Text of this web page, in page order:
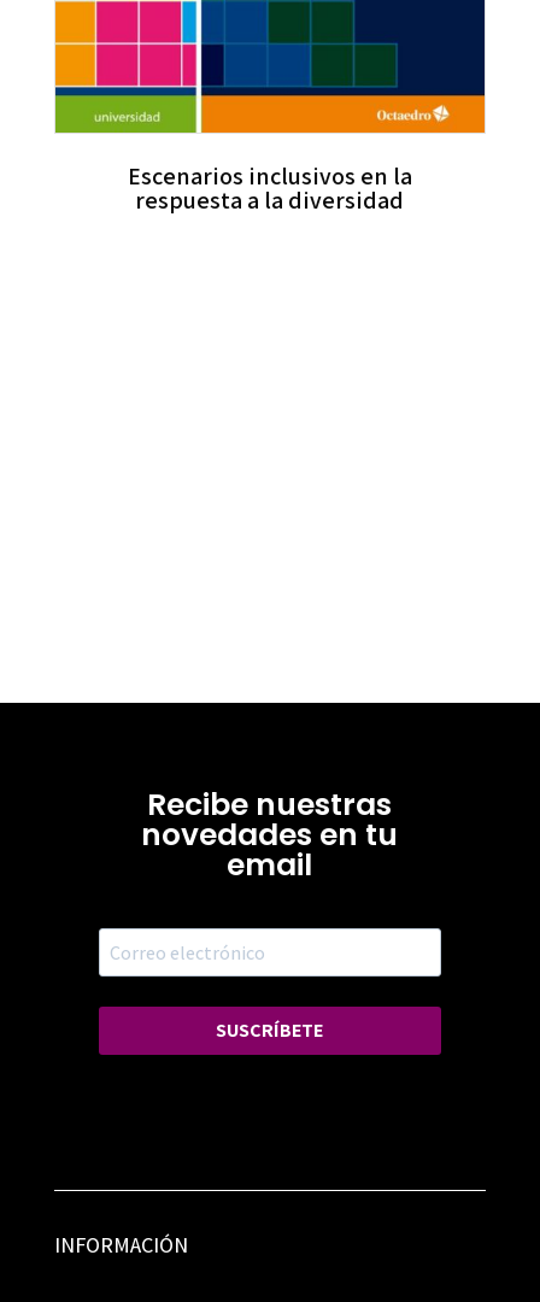
Escenarios inclusivos en la
respuesta a la diversidad
Recibe nuestras
novedades en tu
email
SUSCRÍBETE
INFORMACIÓN